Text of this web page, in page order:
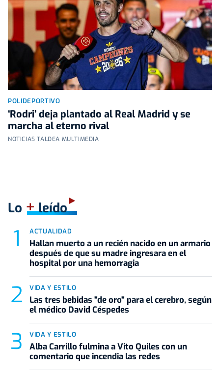
POLIDEPORTIVO
‘Rodri’ deja plantado al Real Madrid y se
marcha al eterno rival
NOTICIAS TALDEA MULTIMEDIA
Lo +leído
ACTUALIDAD
Hallan muerto a un recién nacido en un armario
después de que su madre ingresara en el
hospital por una hemorragia
VIDA Y ESTILO
Las tres bebidas "de oro" para el cerebro, según
el médico David Céspedes
VIDA Y ESTILO
Alba Carrillo fulmina a Vito Quiles con un
comentario que incendia las redes